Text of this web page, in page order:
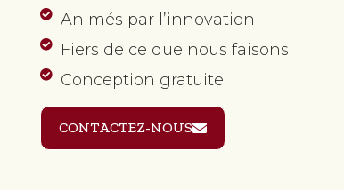
Animés par l’innovation
Fiers de ce que nous faisons
Conception gratuite
CONTACTEZ-NOUS